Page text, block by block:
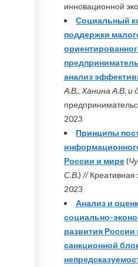
инновационной
Социальный
поддержки
анализ
А.В., Ханина А.В. и
2023
Принципы
России и мире(
С.В.) //
2023
Анализ и
социально-
развития России
санкционной